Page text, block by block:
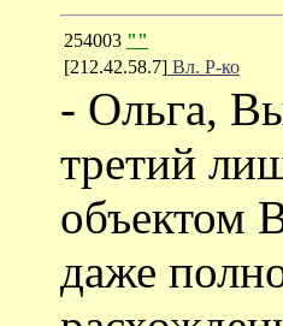
254003 ""
[212.42.58.7] Вл. Р-ко
- Ольга,
третий
объектом
даже